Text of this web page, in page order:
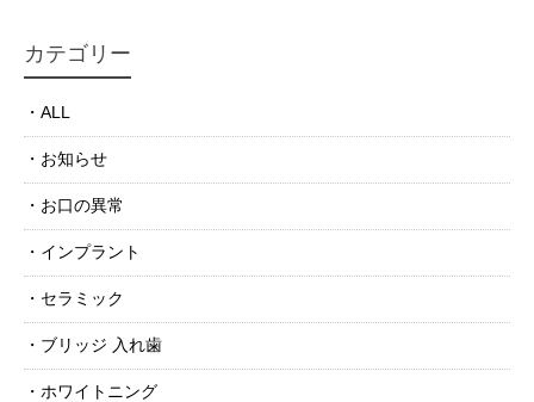
カテゴリー
ALL
お知らせ
お口の異常
インプラント
セラミック
ブリッジ 入れ歯
ホワイトニング